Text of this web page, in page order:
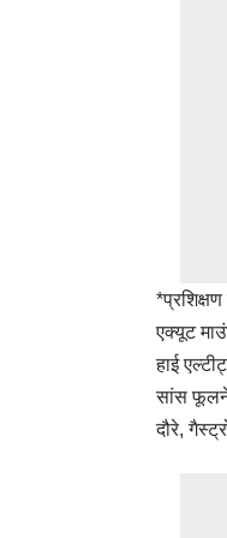
एक्यूट
हाई
सांस फूलने
दौरे,